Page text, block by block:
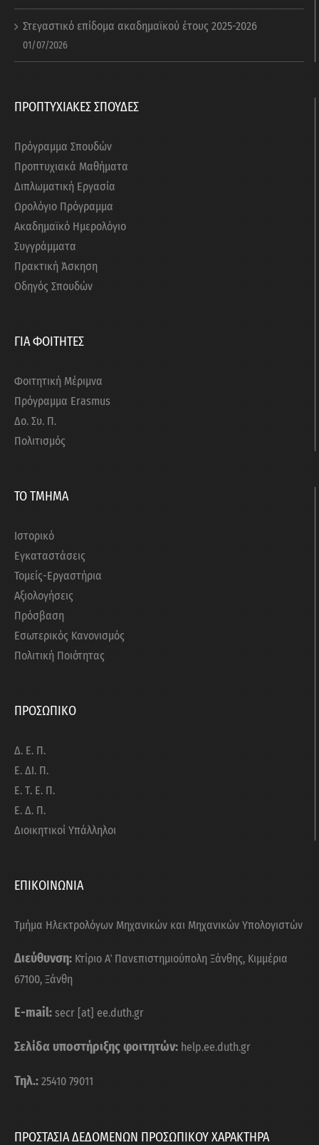
Στεγαστικό επίδομα ακαδημαϊκού έτους 2025-2026
01/07/2026
ΠΡΟΠΤΥΧΙΑΚΕΣ ΣΠΟΥΔΕΣ
Πρόγραμμα Σπουδών
Προπτυχιακά Μαθήματα
Διπλωματική Εργασία
Ωρολόγιο Πρόγραμμα
Ακαδημαϊκό Ημερολόγιο
Συγγράμματα
Πρακτική Άσκηση
Οδηγός Σπουδών
ΓΙΑ ΦΟΙΤΗΤΕΣ
Φοιτητική Μέριμνα
Πρόγραμμα Erasmus
Δο. Συ. Π.
Πολιτισμός
ΤΟ ΤΜΗΜΑ
Ιστορικό
Εγκαταστάσεις
Τομείς-Εργαστήρια
Αξιολογήσεις
Πρόσβαση
Εσωτερικός Κανονισμός
Πολιτική Ποιότητας
ΠΡΟΣΩΠΙΚΟ
Δ. Ε. Π.
Ε. ΔΙ. Π.
Ε. Τ. Ε. Π.
Ε. Δ. Π.
Διοικητικοί Υπάλληλοι
ΕΠΙΚΟΙΝΩΝΙΑ
Τμήμα Ηλεκτρολόγων Μηχανικών και Μηχανικών Υπολογιστών
Διεύθυνση: Κτίριο Α΄ Πανεπιστημιούπολη Ξάνθης, Κιμμέρια
67100, Ξάνθη
E-mail: secr [at] ee.duth.gr
Σελίδα υποστήριξης φοιτητών: help.ee.duth.gr
Τηλ.: 25410 79011
ΠΡΟΣΤΑΣΙΑ ΔΕΔΟΜΕΝΩΝ ΠΡΟΣΩΠΙΚΟΥ ΧΑΡΑΚΤΗΡΑ